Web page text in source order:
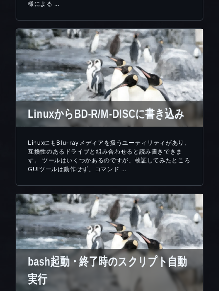
様による …
LinuxからBD-R/M-DISCに書き込み
LinuxにもBlu-rayメディアを扱うユーティリティがあり、
互換性のあるドライブと組み合わせると読み書きできま
す。 ツールはいくつかあるのですが、検証してみたところ
GUIツールは動作せず、コマンド …
bash起動・終了時のスクリプト自動
実行